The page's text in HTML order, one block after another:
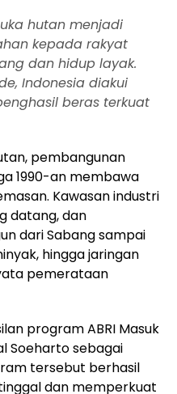
hutan menjadi
kepada rakyat
dan hidup layak.
Indonesia diakui
beras terkuat
pembangunan
1990-an membawa
Kawasan industri
datang, dan
dari Sabang sampai
hingga jaringan
pemerataan
program ABRI Masuk
Soeharto sebagai
tersebut berhasil
dan memperkuat